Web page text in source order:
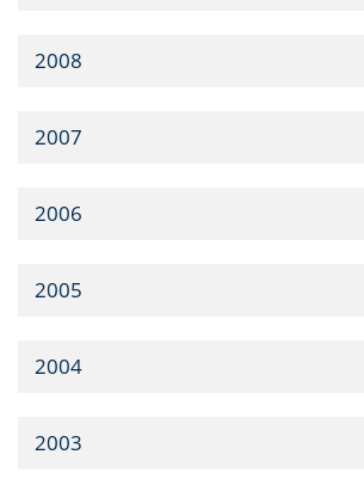
2008
2007
2006
2005
2004
2003